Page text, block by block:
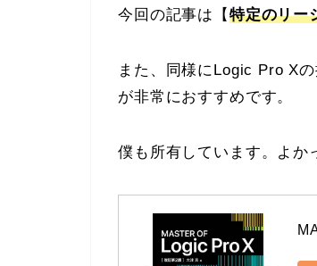
今回の記事は【 特定のリー
また、同様にLogic Pro X
が非常におすすめです。
僕も所有しています。よか